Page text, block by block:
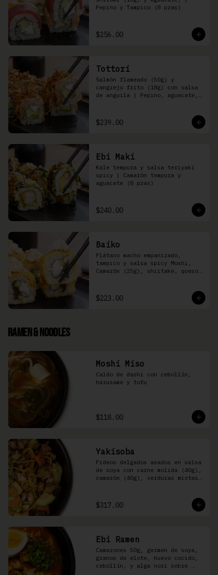
Pepino y Tampico (8 pzas)
$256.00
Tottori
Salmón flameado (50g) y
cangrejo frito (18g) con salsa
de anguila | Pepino, aguacate,
$239.00
Ebi Maki
Kale tempura y salsa teriyaki
spicy | Camarón tempura y
aguacate (8 pzas)
$240.00
Baiko
Plátano macho empanizado,
tampico y salsa spicy Moshi,
Camarón (25g), shiitake, queso
$223.00
Ramen & Noodles
Moshi Miso
Caldo de dashi con cebollín,
harusame y tofu
$118.00
Yakisoba
Fideos delgados asados en salsa
de soya con carne molida (40g),
camarón (40g), verduras mixtas
$317.00
Ebi Ramen
Camarones 50g, germen de soya,
granos de elote, huevo cocido,
cebollín, y alga nori sobre